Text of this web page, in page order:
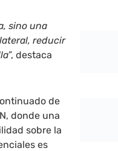
sino una
reducir
”, destaca
de
donde una
sobre la
es